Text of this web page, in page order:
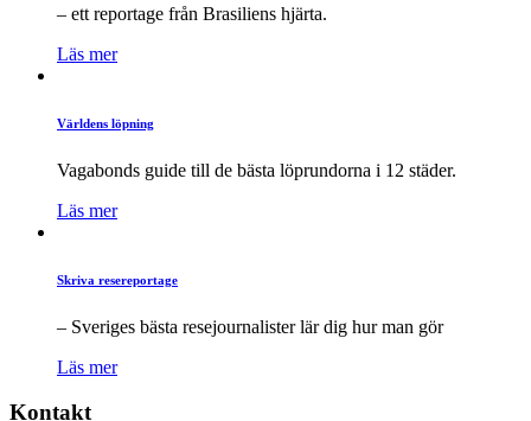
– ett reportage från Brasiliens hjärta.
Läs mer
Världens löpning
Vagabonds guide till de bästa löprundorna i 12 städer.
Läs mer
Skriva resereportage
– Sveriges bästa resejournalister lär dig hur man gör
Läs mer
Kontakt